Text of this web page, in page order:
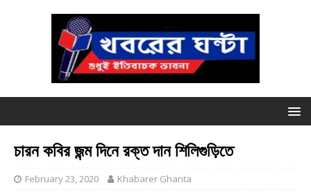
চারন কবির জন্ম দিনে রক্ত দান শিলিগুড়িতে
February 23, 2020 Khabarer Ghanta